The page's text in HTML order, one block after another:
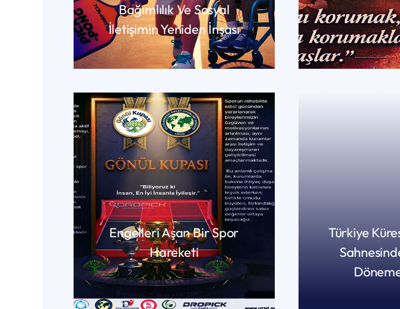
Bağımlılık Ve Sosyal
İletişimin Yeniden İnşası
DEVAMINI OKU
Engelleri Aşan Bir Spor
Hareketi
DEVAMINI OKU
Türkiye